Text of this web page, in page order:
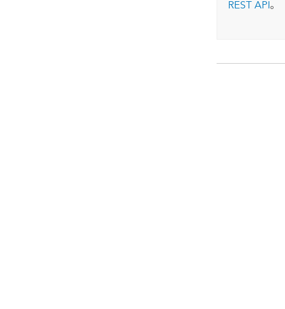
REST API。